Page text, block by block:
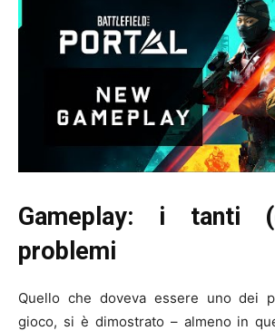
Gameplay: i tanti
problemi
Quello che doveva essere uno dei
gioco, si è dimostrato – almeno in